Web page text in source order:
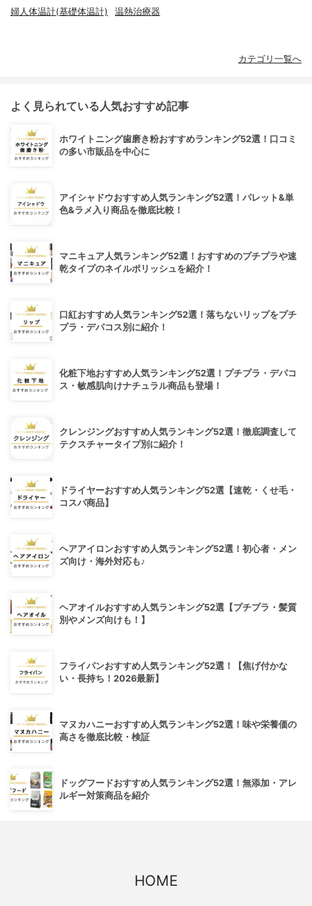
婦人体温計(基礎体温計) 温熱治療器
カテゴリ一覧へ
よく見られている人気おすすめ記事
ホワイトニング歯磨き粉おすすめランキング52選！口コミ
の多い市販品を中心に
アイシャドウおすすめ人気ランキング52選！パレット&単
色&ラメ入り商品を徹底比較！
マニキュア人気ランキング52選！おすすめのプチプラや速
乾タイプのネイルポリッシュを紹介！
口紅おすすめ人気ランキング52選！落ちないリップをプチ
プラ・デパコス別に紹介！
化粧下地おすすめ人気ランキング52選！プチプラ・デパコ
ス・敏感肌向けナチュラル商品も登場！
クレンジングおすすめ人気ランキング52選！徹底調査して
テクスチャータイプ別に紹介！
ドライヤーおすすめ人気ランキング52選【速乾・くせ毛・
コスパ商品】
ヘアアイロンおすすめ人気ランキング52選！初心者・メン
ズ向け・海外対応も♪
ヘアオイルおすすめ人気ランキング52選【プチプラ・髪質
別やメンズ向けも！】
フライパンおすすめ人気ランキング52選！【焦げ付かな
い・長持ち！2026最新】
マヌカハニーおすすめ人気ランキング52選！味や栄養価の
高さを徹底比較・検証
ドッグフードおすすめ人気ランキング52選！無添加・アレ
ルギー対策商品を紹介
HOME